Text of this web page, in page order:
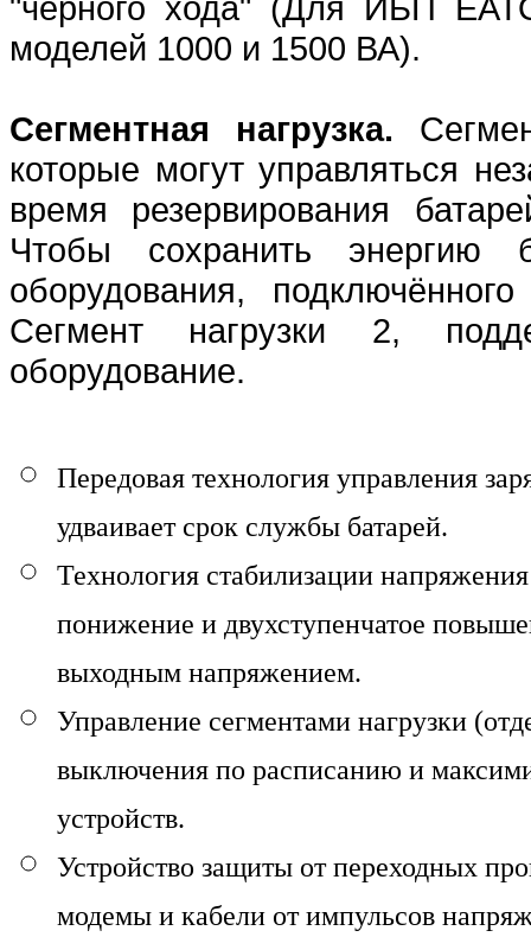
моделей 1000 и 1500 ВА).
Сегментная нагрузка.
которые могут управляться
время резервирования
Чтобы сохранить энергию
оборудования,
Сегмент нагрузки 2,
оборудование.
Передовая технология управления
удваивает срок службы батарей.
Технология стабилизации
понижение и двухступенчатое
выходным напряжением.
Управление сегментами нагрузки
выключения по расписанию и
устройств.
Устройство защиты от переходных
модемы и кабели от импульсов